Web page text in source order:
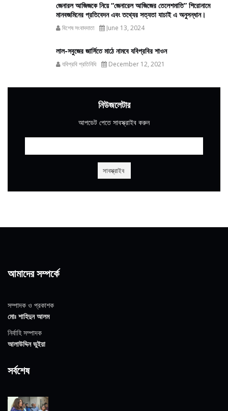
জেনারল আজিজকে নিয়ে “জেনারেল আজিজের তেলেশমাতি” শিরোনামে
মানবজমিনের প্রতিবেদন এবং তথ্যের সত্যতা যাচাই এ অনুসন্ধান।
বিশেষ সংবাদদাতা June 13, 2024
লাল-সবুজের জার্সিতে মাঠে নামবে যবিপ্রবির শাওন
যবিপ্রবি প্রতিনিধি December 12, 2021
নিউজলেটার
আপডেট পেতে সাবস্ক্রাইব করুন
আমাদের সম্পর্কে
সম্পাদক ও প্রকাশক
মোঃ শাহিদুন আলম
নির্বাহি সম্পাদক
আলাউদ্দিন ভুইয়া
সর্বশেষ